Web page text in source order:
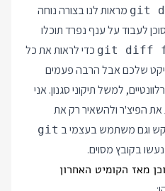
git מראות לנו בצורה נוחה
לעבוד על ענף נפרד תוכלו
git diff כדי לראות את כל
שלכם אבל הרבה פעמים
למשל תיקוני סגנון. אני
הפיצ'ר ולהשאיר רק את
וגם משתמש בעצמי ב git
בקובץ מסוים.